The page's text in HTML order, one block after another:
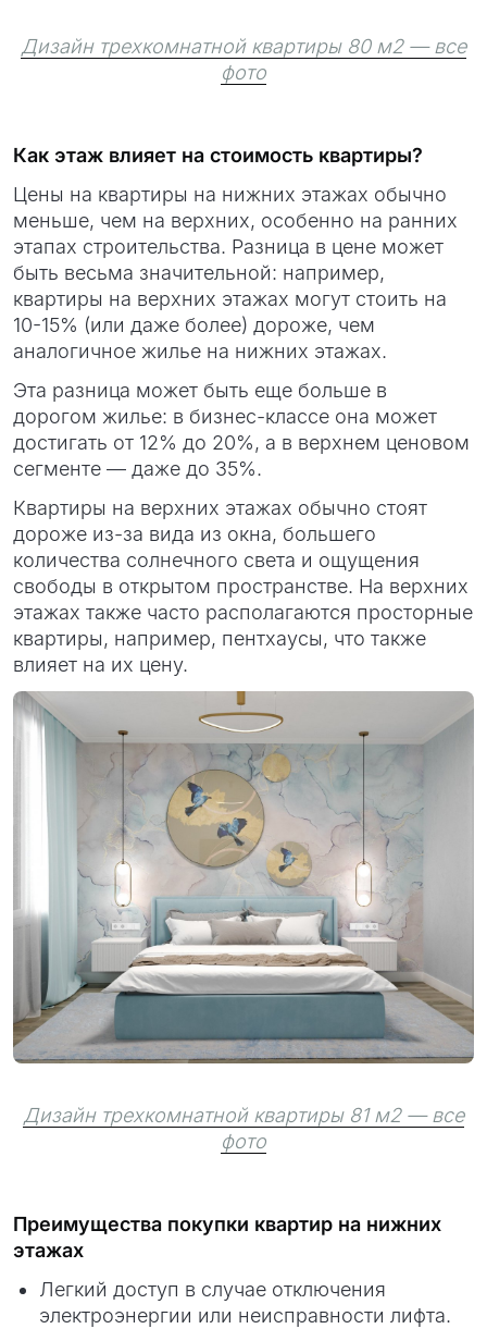
Дизайн трехкомнатной квартиры 80 м2 — все
фото
Как этаж влияет на стоимость квартиры?
Цены на квартиры на нижних этажах обычно
меньше, чем на верхних, особенно на ранних
этапах строительства. Разница в цене может
быть весьма значительной: например,
квартиры на верхних этажах могут стоить на
10-15% (или даже более) дороже, чем
аналогичное жилье на нижних этажах.
Эта разница может быть еще больше в
дорогом жилье: в бизнес-классе она может
достигать от 12% до 20%, а в верхнем ценовом
сегменте — даже до 35%.
Квартиры на верхних этажах обычно стоят
дороже из-за вида из окна, большего
количества солнечного света и ощущения
свободы в открытом пространстве. На верхних
этажах также часто располагаются просторные
квартиры, например, пентхаусы, что также
влияет на их цену.
Дизайн трехкомнатной квартиры 81 м2 — все
фото
Преимущества покупки квартир на нижних
этажах
Легкий доступ в случае отключения
электроэнергии или неисправности лифта.